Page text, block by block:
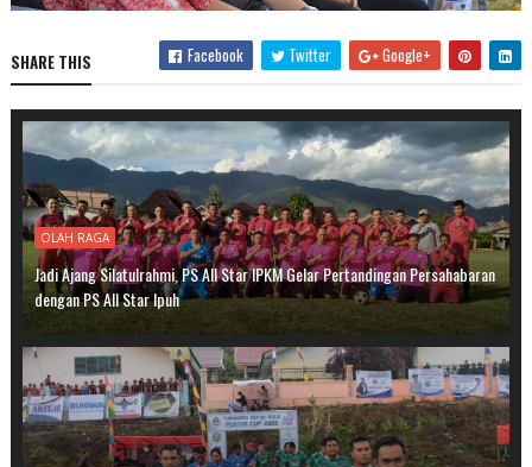
SHARE THIS Facebook Twitter Google+
OLAH RAGA
Jadi Ajang Silatulrahmi, PS All Star IPKM Gelar Pertandingan Persahabaran
dengan PS All Star Ipuh